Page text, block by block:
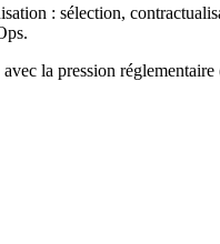
: sélection,
la pression réglementaire